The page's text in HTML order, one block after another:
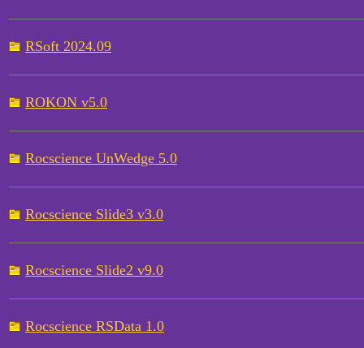
RSoft 2024.09
ROKON v5.0
Rocscience UnWedge 5.0
Rocscience Slide3 v3.0
Rocscience Slide2 v9.0
Rocscience RSData 1.0